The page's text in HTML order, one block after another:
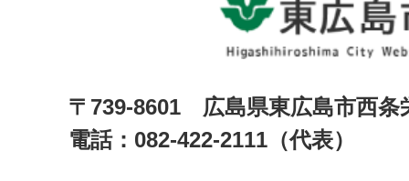
〒739-8601 広島県東広島市西
電話：082-422-2111（代表）